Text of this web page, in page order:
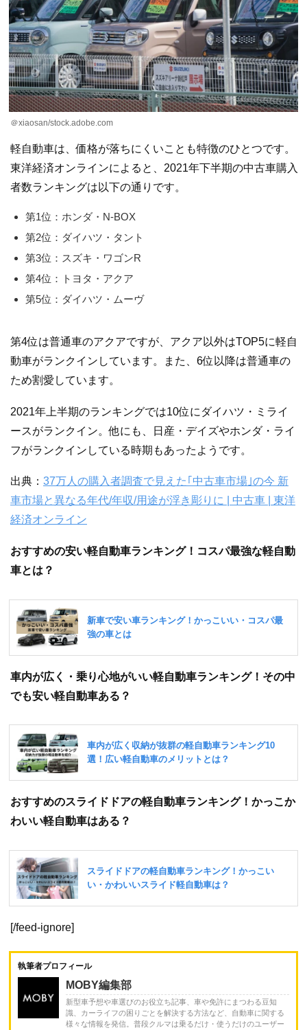
＠xiaosan/stock.adobe.com
軽自動車は、価格が落ちにくいことも特徴のひとつです。
東洋経済オンラインによると、2021年下半期の中古車購入
者数ランキングは以下の通りです。
第1位：ホンダ・N-BOX
第2位：ダイハツ・タント
第3位：スズキ・ワゴンR
第4位：トヨタ・アクア
第5位：ダイハツ・ムーヴ
第4位は普通車のアクアですが、アクア以外はTOP5に軽自
動車がランクインしています。また、6位以降は普通車の
ため割愛しています。
2021年上半期のランキングでは10位にダイハツ・ミライ
ースがランクイン。他にも、日産・デイズやホンダ・ライ
フがランクインしている時期もあったようです。
出典： 37万人の購入者調査で見えた｢中古車市場｣の今 新
車市場と異なる年代/年収/用途が浮き彫りに | 中古車 | 東洋
経済オンライン
おすすめの安い軽自動車ランキング！コスパ最強な軽自動
車とは？
車内が広く・乗り心地がいい軽自動車ランキング！その中
でも安い軽自動車ある？
おすすめのスライドドアの軽自動車ランキング！かっこか
わいい軽自動車はある？
[/feed-ignore]
執筆者プロフィール
MOBY編集部
新型車予想や車選びのお役立ち記事、車や免許にまつわる豆知
識、カーライフの困りごとを解決する方法など、自動車に関する
様々な情報を発信。普段クルマは乗るだけ・使うだけのユーザー